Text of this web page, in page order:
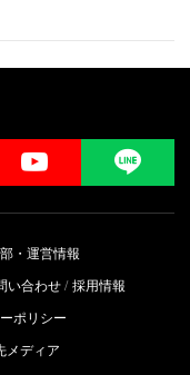
YouTube
・運営情報
い合わせ 採用情報
ポリシー
メディア